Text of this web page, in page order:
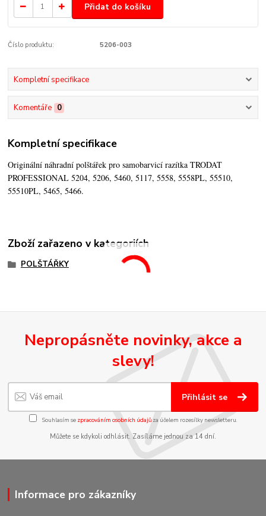
Přidat do košíku
Číslo produktu: 5206-003
Kompletní specifikace
Komentáře 0
Kompletní specifikace
Originální náhradní polštářek pro samobarvicí razítka TRODAT
PROFESSIONAL 5204, 5206, 5460, 5117, 5558, 5558PL, 55510,
55510PL, 5465, 5466.
Zboží zařazeno v kategoriích
POLŠTÁŘKY
Nepropásněte novinky, akce a
slevy!
Přihlásit se
Souhlasím se zpracováním osobních údajůza účelem rozesílky newsletteru.
Můžete se kdykoli odhlásit. Zasíláme jednou za 14 dní.
Informace pro zákazníky